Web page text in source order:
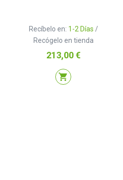
Recíbelo en: 1-2 Días /
Recógelo en tienda
Precio
213,00 €
shopping_cart